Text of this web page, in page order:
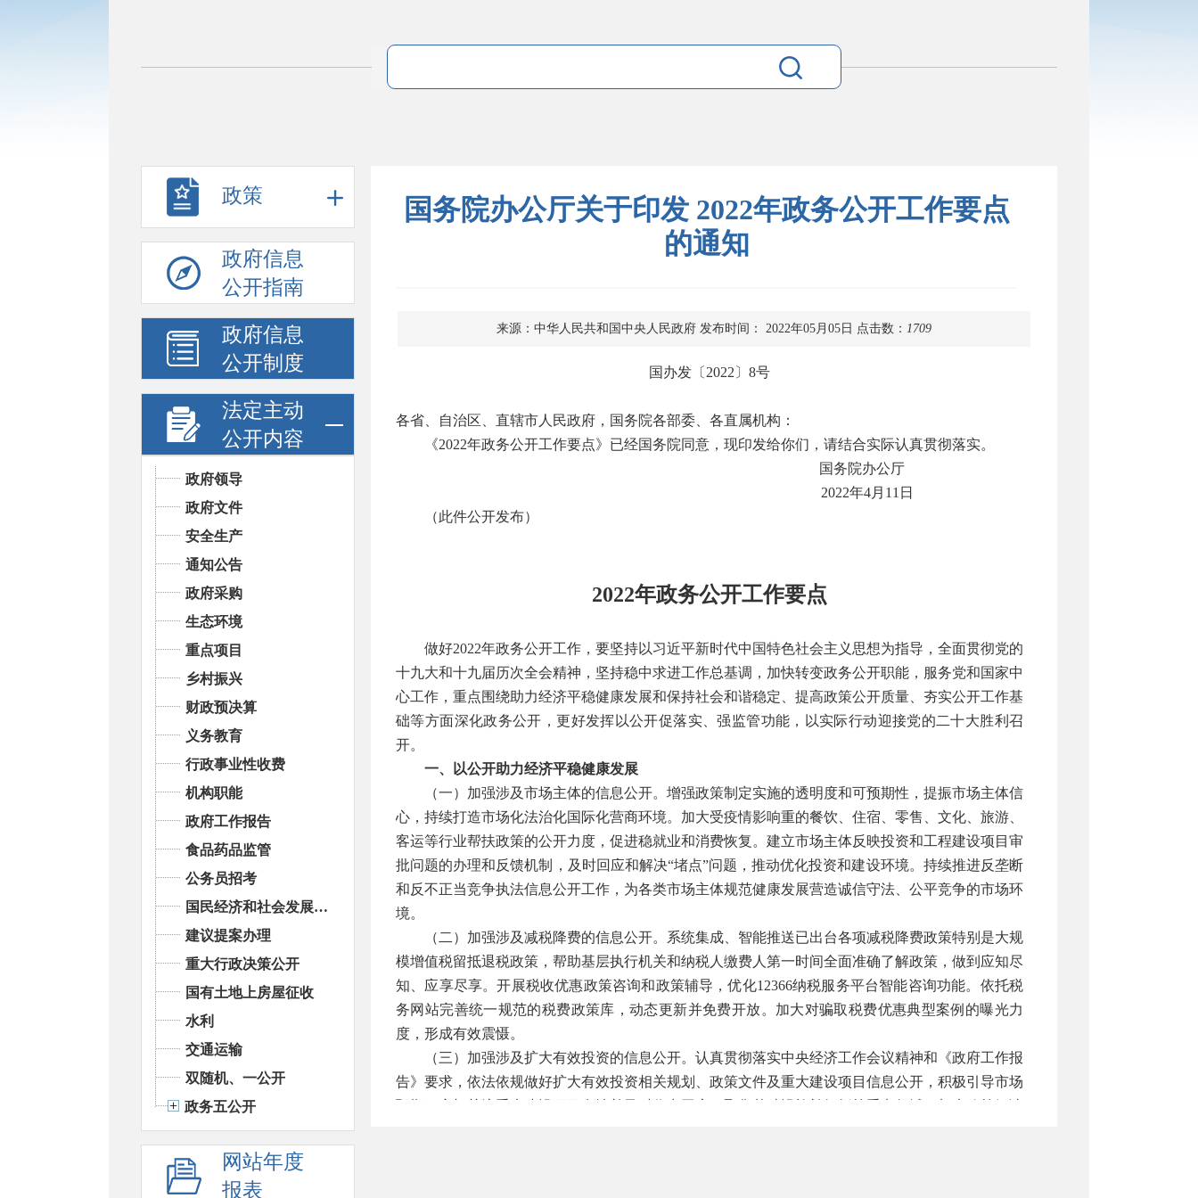
政策
政府信息
公开指南
政府信息
公开制度
法定主动
公开内容
政府领导
政府文件
安全生产
通知公告
政府采购
生态环境
重点项目
乡村振兴
财政预决算
义务教育
行政事业性收费
机构职能
政府工作报告
食品药品监管
公务员招考
国民经济和社会发展统计信息
建议提案办理
重大行政决策公开
国有土地上房屋征收
水利
交通运输
双随机、一公开
政务五公开
网站年度
报表
国务院办公厅关于印发 2022年政务公开工作要点
的通知
来源：中华人民共和国中央人民政府 发布时间： 2022年05月05日 点击数： 1709
国办发〔2022〕8号
各省、自治区、直辖市人民政府，国务院各部委、各直属机构：
《2022年政务公开工作要点》已经国务院同意，现印发给你们，请结合实际认真贯彻落实。
国务院办公厅
2022年4月11日
（此件公开发布）
2022年政务公开工作要点
做好2022年政务公开工作，要坚持以习近平新时代中国特色社会主义思想为指导，全面贯彻党的
十九大和十九届历次全会精神，坚持稳中求进工作总基调，加快转变政务公开职能，服务党和国家中
心工作，重点围绕助力经济平稳健康发展和保持社会和谐稳定、提高政策公开质量、夯实公开工作基
础等方面深化政务公开，更好发挥以公开促落实、强监管功能，以实际行动迎接党的二十大胜利召
开。
一、以公开助力经济平稳健康发展
（一）加强涉及市场主体的信息公开。 增强政策制定实施的透明度和可预期性，提振市场主体信
心，持续打造市场化法治化国际化营商环境。加大受疫情影响重的餐饮、住宿、零售、文化、旅游、
客运等行业帮扶政策的公开力度，促进稳就业和消费恢复。建立市场主体反映投资和工程建设项目审
批问题的办理和反馈机制，及时回应和解决“堵点”问题，推动优化投资和建设环境。持续推进反垄断
和反不正当竞争执法信息公开工作，为各类市场主体规范健康发展营造诚信守法、公平竞争的市场环
境。
（二）加强涉及减税降费的信息公开。 系统集成、智能推送已出台各项减税降费政策特别是大规
模增值税留抵退税政策，帮助基层执行机关和纳税人缴费人第一时间全面准确了解政策，做到应知尽
知、应享尽享。开展税收优惠政策咨询和政策辅导，优化12366纳税服务平台智能咨询功能。依托税
务网站完善统一规范的税费政策库，动态更新并免费开放。加大对骗取税费优惠典型案例的曝光力
度，形成有效震慑。
（三）加强涉及扩大有效投资的信息公开。 认真贯彻落实中央经济工作会议精神和《政府工作报
告》要求，依法依规做好扩大有效投资相关规划、政策文件及重大建设项目信息公开，积极引导市场